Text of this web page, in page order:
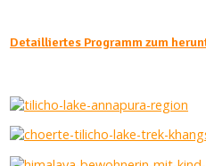
Detailliertes Programm zum